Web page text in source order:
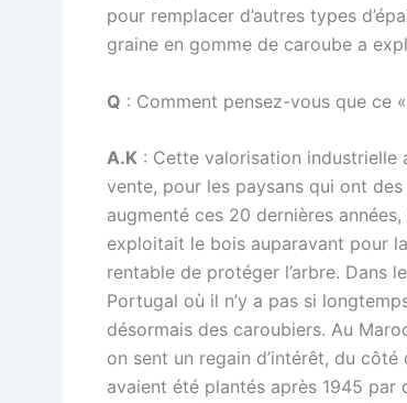
pour remplacer d’autres types
graine en gomme de caroube a
Q : Comment pensez-vous que ce
A.K : Cette valorisation industrielle
vente, pour les paysans qui ont
augmenté ces 20 dernières
exploitait le bois auparavant pour
rentable de protéger l’arbre. Dans
Portugal où il n’y a pas si
désormais des caroubiers. Au
on sent un regain d’intérêt, du
avaient été plantés après 1945 par